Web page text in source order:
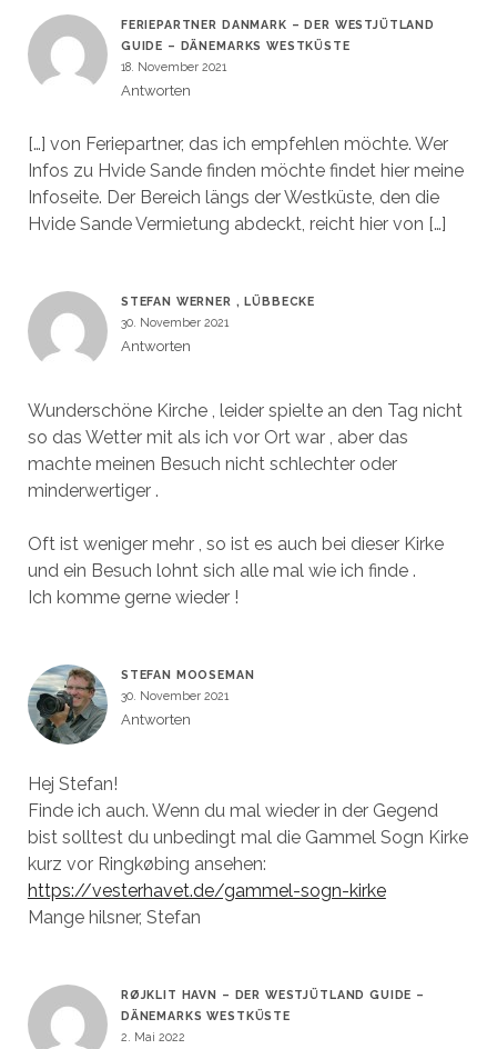
FERIEPARTNER DANMARK – DER WESTJÜTLAND
GUIDE – DÄNEMARKS WESTKÜSTE
18. November 2021
Antworten
[…] von Feriepartner, das ich empfehlen möchte. Wer
Infos zu Hvide Sande finden möchte findet hier meine
Infoseite. Der Bereich längs der Westküste, den die
Hvide Sande Vermietung abdeckt, reicht hier von […]
STEFAN WERNER , LÜBBECKE
30. November 2021
Antworten
Wunderschöne Kirche , leider spielte an den Tag nicht
so das Wetter mit als ich vor Ort war , aber das
machte meinen Besuch nicht schlechter oder
minderwertiger .
Oft ist weniger mehr , so ist es auch bei dieser Kirke
und ein Besuch lohnt sich alle mal wie ich finde .
Ich komme gerne wieder !
STEFAN MOOSEMAN
30. November 2021
Antworten
Hej Stefan!
Finde ich auch. Wenn du mal wieder in der Gegend
bist solltest du unbedingt mal die Gammel Sogn Kirke
kurz vor Ringkøbing ansehen:
https://vesterhavet.de/gammel-sogn-kirke
Mange hilsner, Stefan
RØJKLIT HAVN – DER WESTJÜTLAND GUIDE –
DÄNEMARKS WESTKÜSTE
2. Mai 2022